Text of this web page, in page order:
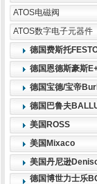
ATOS电磁阀
ATOS数字电子元器件
德国费斯托
德国恩德斯豪斯
德国宝德/宝帝
德国巴鲁夫
美国ROSS
美国Mixaco
美国丹尼逊
德国博世力士乐